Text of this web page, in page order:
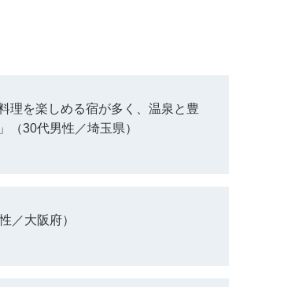
理を楽しめる宿が多く、温泉と豊
（30代男性／埼玉県）
／大阪府）